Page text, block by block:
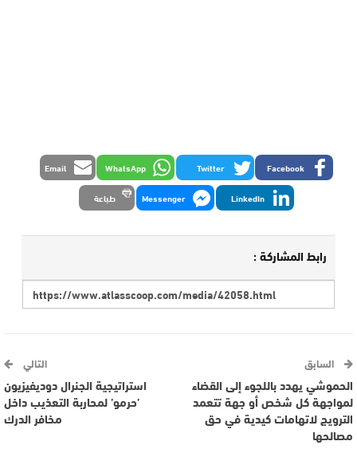
Facebook
Twitter
WhatsApp
Email
LinkedIn
Messenger طباعة
رابط المشاركة :
السابق
الحموشي يهدد باللجوء إلى القضاء
لمواجهة كل شخص أو جهة تتعمد
الترويج لاتهامات كيدية في حق
مصالحها
التالي
استراتيجية الجنرال دوديفيزيون
’حرمو’ لمحاربة التعذيب داخل
مخافر الدرك